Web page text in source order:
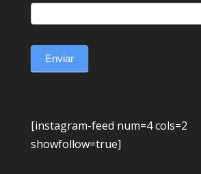
Enviar
[instagram-feed num=4 cols=2
showfollow=true]